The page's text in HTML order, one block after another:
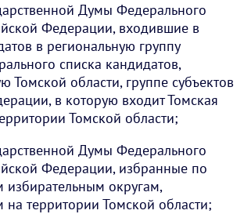
Думы Федерального
Федерации, входившие в
в региональную группу
списка кандидатов,
Томской области, группе субъектов
в которую входит Томская
Томской области;
Думы Федерального
Федерации, избранные по
округам,
территории Томской области;